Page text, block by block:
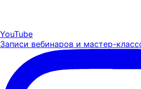
YouTube
Записи вебинаров и мастер-